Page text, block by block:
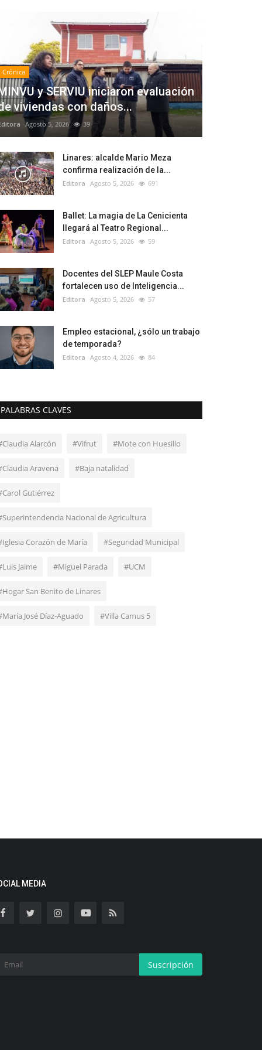
Crónica
y SERVIU iniciaron evaluación
viviendas con daños...
Agosto 5, 2026 39
Linares: alcalde Mario Meza
confirma realización de la...
Editora Agosto 5, 2026 691
Ballet: La magia de La Cenicienta
llegará al Teatro Regional...
Editora Agosto 5, 2026 59
Docentes del SLEP Maule Costa
fortalecen uso de Inteligencia...
Editora Agosto 5, 2026 57
Empleo estacional, ¿sólo un trabajo
de temporada?
Editora Agosto 4, 2026 84
PALABRAS CLAVES
Alarcón #Vifrut #Mote con Huesillo
Aravena #Baja natalidad
Gutiérrez
Nacional de Agricultura
Corazón de María #Seguridad Municipal
Jaime #Miguel Parada #UCM
San Benito de Linares
José Díaz-Aguado #Villa Camus 5
MEDIA
Suscripción